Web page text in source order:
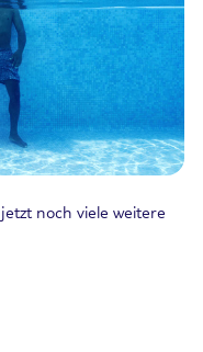
noch viele weitere